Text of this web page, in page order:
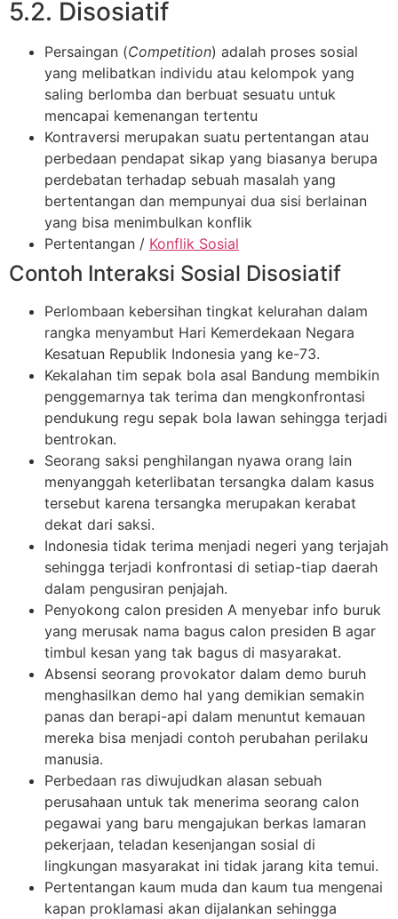
5.2. Disosiatif
Persaingan (Competition) adalah proses sosial
yang melibatkan individu atau kelompok yang
saling berlomba dan berbuat sesuatu untuk
mencapai kemenangan tertentu
Kontraversi merupakan suatu pertentangan atau
perbedaan pendapat sikap yang biasanya berupa
perdebatan terhadap sebuah masalah yang
bertentangan dan mempunyai dua sisi berlainan
yang bisa menimbulkan konflik
Pertentangan / Konflik Sosial
Contoh Interaksi Sosial Disosiatif
Perlombaan kebersihan tingkat kelurahan dalam
rangka menyambut Hari Kemerdekaan Negara
Kesatuan Republik Indonesia yang ke-73.
Kekalahan tim sepak bola asal Bandung membikin
penggemarnya tak terima dan mengkonfrontasi
pendukung regu sepak bola lawan sehingga terjadi
bentrokan.
Seorang saksi penghilangan nyawa orang lain
menyanggah keterlibatan tersangka dalam kasus
tersebut karena tersangka merupakan kerabat
dekat dari saksi.
Indonesia tidak terima menjadi negeri yang terjajah
sehingga terjadi konfrontasi di setiap-tiap daerah
dalam pengusiran penjajah.
Penyokong calon presiden A menyebar info buruk
yang merusak nama bagus calon presiden B agar
timbul kesan yang tak bagus di masyarakat.
Absensi seorang provokator dalam demo buruh
menghasilkan demo hal yang demikian semakin
panas dan berapi-api dalam menuntut kemauan
mereka bisa menjadi contoh perubahan perilaku
manusia.
Perbedaan ras diwujudkan alasan sebuah
perusahaan untuk tak menerima seorang calon
pegawai yang baru mengajukan berkas lamaran
pekerjaan, teladan kesenjangan sosial di
lingkungan masyarakat ini tidak jarang kita temui.
Pertentangan kaum muda dan kaum tua mengenai
kapan proklamasi akan dijalankan sehingga